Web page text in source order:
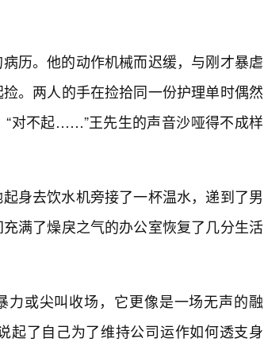
历。他的动作机械而迟缓，与刚才暴虐
。两人的手在捡拾同一份护理单时偶然
对不起……”王先生的声音沙哑得不成样
身去饮水机旁接了一杯温水，递到了男
满了燥戾之气的办公室恢复了几分生活
力或尖叫收场，它更像是一场无声的融
起了自己为了维持公司运作如何透支身